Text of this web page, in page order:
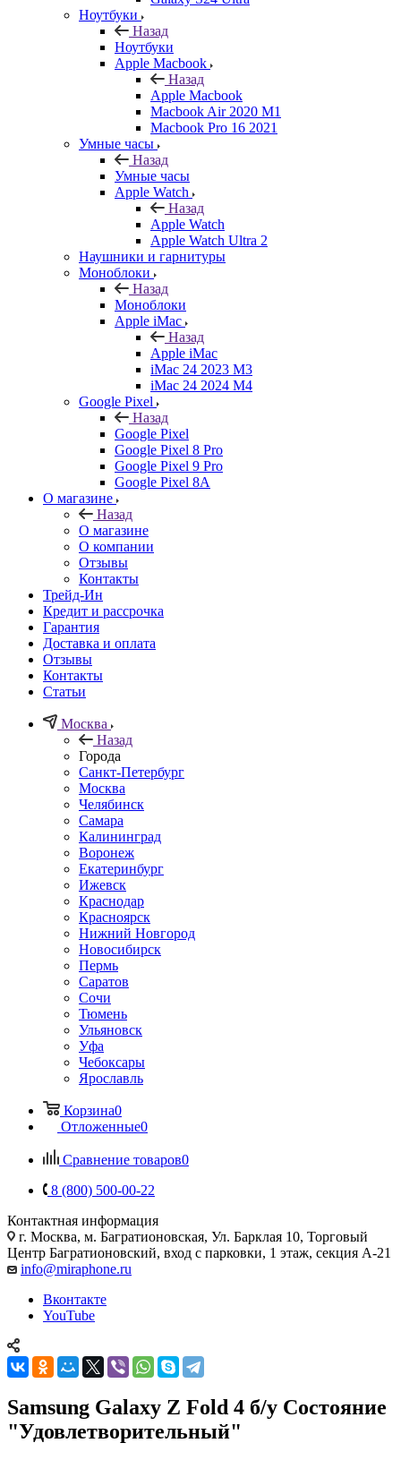
Ноутбуки
Назад
Ноутбуки
Apple Macbook
Назад
Apple Macbook
Macbook Air 2020 M1
Macbook Pro 16 2021
Умные часы
Назад
Умные часы
Apple Watch
Назад
Apple Watch
Apple Watch Ultra 2
Наушники и гарнитуры
Моноблоки
Назад
Моноблоки
Apple iMac
Назад
Apple iMac
iMac 24 2023 M3
iMac 24 2024 M4
Google Pixel
Назад
Google Pixel
Google Pixel 8 Pro
Google Pixel 9 Pro
Google Pixel 8A
О магазине
Назад
О магазине
О компании
Отзывы
Контакты
Трейд-Ин
Кредит и рассрочка
Гарантия
Доставка и оплата
Отзывы
Контакты
Статьи
Москва
Назад
Города
Санкт-Петербург
Москва
Челябинск
Самара
Калининград
Воронеж
Екатеринбург
Ижевск
Краснодар
Красноярск
Нижний Новгород
Новосибирск
Пермь
Саратов
Сочи
Тюмень
Ульяновск
Уфа
Чебоксары
Ярославль
Корзина0
Отложенные0
Сравнение товаров0
8 (800) 500-00-22
Контактная информация
г. Москва, м. Багратионовская, Ул. Барклая 10, Торговый
Центр Багратионовский, вход с парковки, 1 этаж, секция А-21
info@miraphone.ru
Вконтакте
YouTube
Samsung Galaxy Z Fold 4 б/у Состояние
"Удовлетворительный"